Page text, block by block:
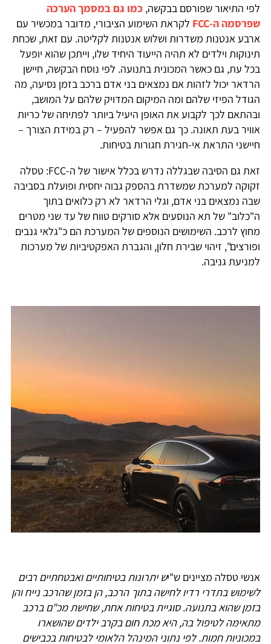
לפי התיאור שפורסם בבקשה, כמו גם במסמך הערכה
שפרסמה ה-FCC
לקראת השימוע הציבורי, מדובר במכשיר עם
ארבע אנטנות משדרות ושלוש אנטנות לקליטה. עם זאת, שכחת
תינוקות וילדים לא תהיה הייעוד היחיד שלו, וייתכן שהוא יופעל
בכל עת, גם כאשר המכונית בתנועה. לפי נוסח הבקשה, חיישן
הרדאר יכול לזהות אם נמצאים בני אדם ברכב בזמן נסיעה, מה
הגודל הפיזי שלהם ומה המיקום המדויק שלהם על המושב,
ובהתאם לכך לקבוע את האופן היעיל ביותר לפתיחה של כריות
אוויר בעת תאונה. כך גם אפשר להפעיל – רק במידת הצורך –
חיישני התראת אי-חגירת חגורות בטיחות.
זאת גם הסיבה שבגללה נדרש בכלל אישור של ה-FCC: טסלה
זקוקה למערכת שמשדרת בהספק גבוה יחסית ופועלת בסביבה
שבה נמצאים בני אדם, וגלי הרדאר לא רק כלואים בתוך
ה"כלוב" של תא הנוסעים אלא סורקים טווח של עד שני מטרים
מחוץ לרכב. השימושים הנוספים של המערכת הם כ"גלאי גנבים
ופורצים", זיהוי שבירת חלון, והגברת האפקטיביות של מערכות
למניעת גניבה.
אנשי טסלה מציינים ש"יש יתרונות בטיחותיים ואבטחתיים רבים
לשימוש בתדרי רדיו לחישה בתוך הרכב, הן בזמן שהרכב נייח והן
בזמן שהוא בתנועה. סוגיית בטיחות אחת, שחישת מכ"ם ברכב
מתאימה לטיפול בה, היא מכת חום בקרב ילדים שהושארו
במכוניות חמות. לפי נתוני המינהל הלאומי לבטיחות בכבישים